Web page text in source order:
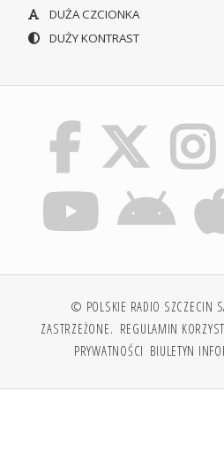
DUŻA CZCIONKA
DUŻY KONTRAST
© POLSKIE RADIO SZCZECIN
ZASTRZEŻONE. REGULAMIN
PRYWATNOŚCI BIULETYN